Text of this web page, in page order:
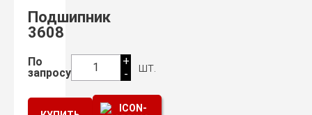
Подшипник
3608
По
запросу
1
+
-
шт.